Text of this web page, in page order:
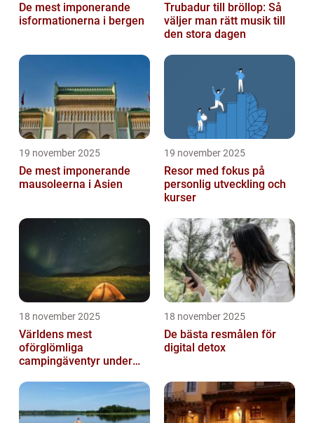
De mest imponerande
isformationerna i bergen
Trubadur till bröllop: Så
väljer man rätt musik till
den stora dagen
19 november 2025
De mest imponerande
mausoleerna i Asien
19 november 2025
Resor med fokus på
personlig utveckling och
kurser
18 november 2025
Världens mest
oförglömliga
campingäventyr under
18 november 2025
De bästa resmålen för
digital detox